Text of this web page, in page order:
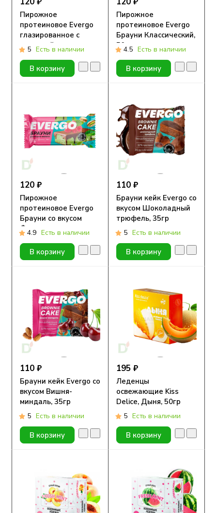
Пирожное
протеиновое Evergo
глазированное с
начинкой
Шоколадное
удовольствие, 50гр
5 Есть в наличии
В корзину
Пирожное
протеиновое Evergo
Брауни Классический,
50гр
4.5 Есть в наличии
В корзину
120 ₽
Пирожное
протеиновое Evergo
Брауни со вкусом
Фисташка-малина,
50гр
4.9 Есть в наличии
В корзину
110 ₽
Брауни кейк Evergo со
вкусом Шоколадный
трюфель, 35гр
5 Есть в наличии
В корзину
110 ₽
Брауни кейк Evergo со
вкусом Вишня-
миндаль, 35гр
5 Есть в наличии
В корзину
195 ₽
Леденцы
освежающие Kiss
Delice, Дыня, 50гр
5 Есть в наличии
В корзину